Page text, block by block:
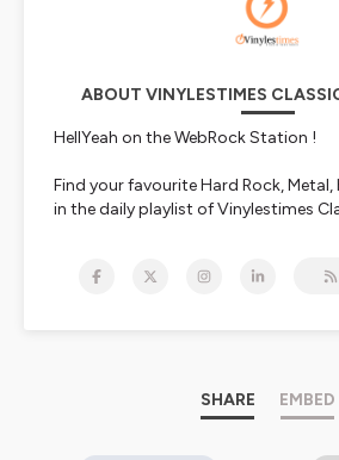
ABOUT VINYLESTIMES
HellYeah on the WebRock Station !
Find your favourite Hard Rock, Metal,
in the daily playlist of Vinylestimes
https://urlz.fr/bmOO
https://urlz.fr/bmXA
SHARE EMBED